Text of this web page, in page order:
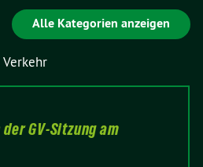
Alle Kategorien anzeigen
GV-Sitzung am